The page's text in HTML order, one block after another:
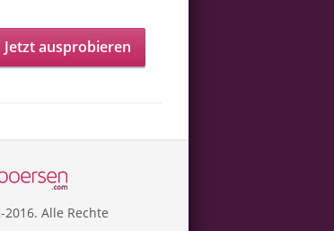
Jetzt ausprobieren
Alle Rechte